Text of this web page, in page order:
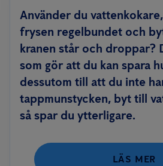
Använder du
frysen regelbundet och
kranen står och droppar?
som gör att du kan spara
dessutom till att du inte
tappmunstycken, byt till
så spar du ytterligare.
LÄS MER